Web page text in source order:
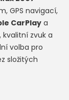
GPS navigací,
CarPlay a
kvalitní zvuk a
volba pro
složitých